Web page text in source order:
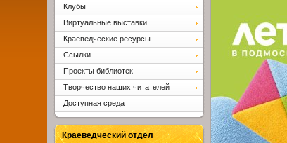
Клубы
Виртуальные выставки
Краеведческие ресурсы
Ссылки
Проекты библиотек
Творчество наших читателей
Доступная среда
Краеведческий отдел